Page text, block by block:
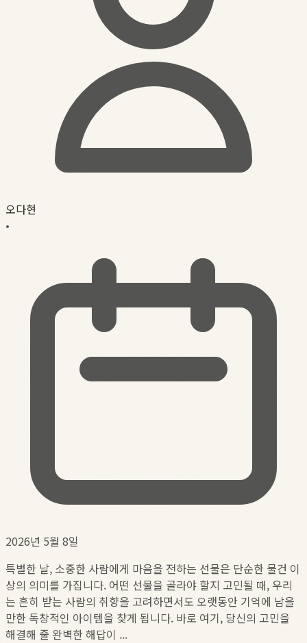
오다현
•
2026년 5월 8일
특별한 날, 소중한 사람에게 마음을 전하는 선물은 단순한 물건 이
상의 의미를 가집니다. 어떤 선물을 골라야 할지 고민될 때, 우리
는 흔히 받는 사람의 취향을 고려하면서도 오랫동안 기억에 남을
만한 독창적인 아이템을 찾게 됩니다. 바로 여기, 당신의 고민을
해결해 줄 완벽한 해답이 ...